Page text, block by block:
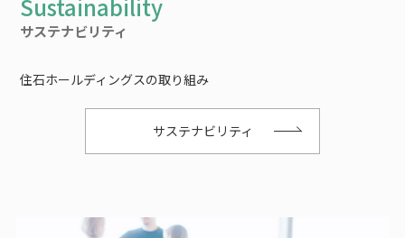
サステナビリティ
住石ホールディングスの取り組み
サステナビリティ